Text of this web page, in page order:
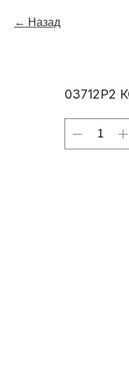
Назад
03712Р2